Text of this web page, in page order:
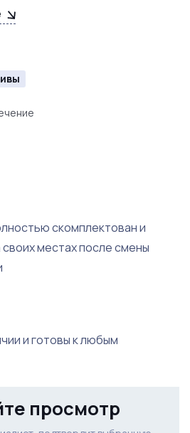
скомплектован и
местах после смены
и готовы к любым
просмотр